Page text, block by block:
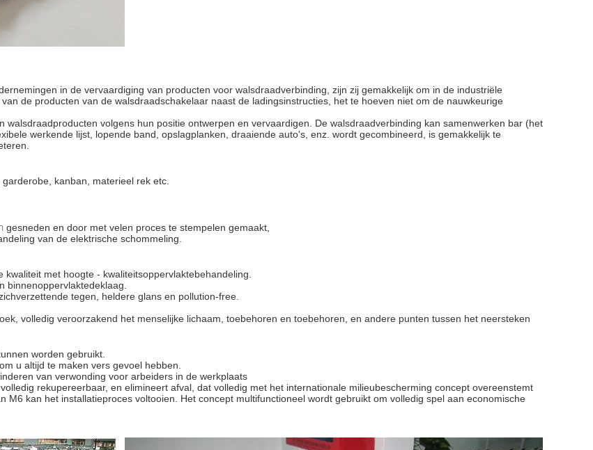
in de vervaardiging van producten voor walsdraadverbinding, zijn zij gemakkelijk om in de industriële
de producten van de walsdraadschakelaar naast de ladingsinstructies, het te hoeven niet om de nauwkeurige
volgens hun positie ontwerpen en vervaardigen. De walsdraadverbinding kan samenwerken bar (het
werkende lijst, lopende band, opslagplanken, draaiende auto's, enz. wordt gecombineerd, is gemakkelijk te
kanban, materieel rek etc.
gesneden en door met velen proces te stempelen gemaakt,
van de elektrische schommeling.
met hoogte - kwaliteitsoppervlaktebehandeling.
binnenoppervlaktedeklaag.
tegen, heldere glans en pollution-free.
volledig veroorzakend het menselijke lichaam, toebehoren en toebehoren, en andere punten tussen het neersteken
worden gebruikt.
u altijd te maken vers gevoel hebben.
van verwonding voor arbeiders in de werkplaats
rekupereerbaar, en elimineert afval, dat volledig met het internationale milieubescherming concept overeenstemt
kan het installatieproces voltooien. Het concept multifunctioneel wordt gebruikt om volledig spel aan economische